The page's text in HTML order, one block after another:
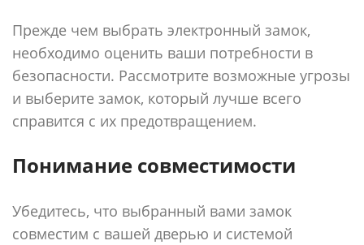
Прежде чем выбрать электронный замок,
необходимо оценить ваши потребности в
безопасности. Рассмотрите возможные угрозы
и выберите замок, который лучше всего
справится с их предотвращением.
Понимание совместимости
Убедитесь, что выбранный вами замок
совместим с вашей дверью и системой